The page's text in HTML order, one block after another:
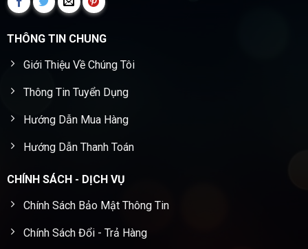
THÔNG TIN CHUNG
Giới Thiệu Về Chúng Tôi
Thông Tin Tuyển Dụng
Hướng Dẫn Mua Hàng
Hướng Dẫn Thanh Toán
CHÍNH SÁCH - DỊCH VỤ
Chính Sách Bảo Mật Thông Tin
Chính Sách Đổi - Trả Hàng